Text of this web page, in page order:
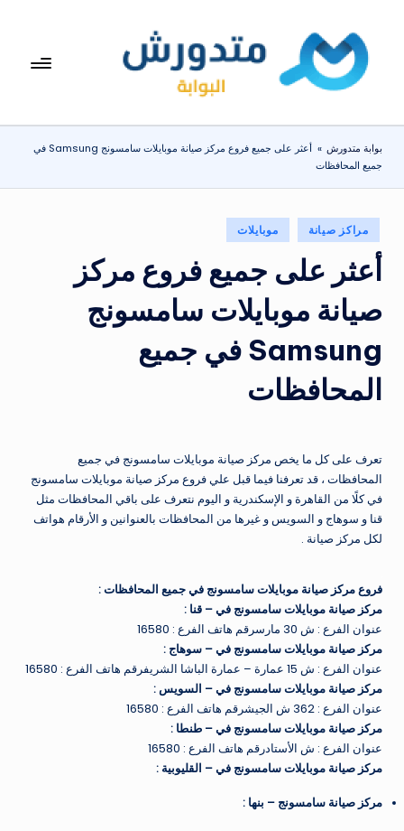
المحتوىبوا
مت
دو
ر
ش
تعرف
المنزلية
بوابة متدورش »
أعثر على جميع فروع مركز صيانة موبايلات سامسونج Samsung في
جميع المحافظات
في
مراكز صيانة موبايلات
أعثر على جميع فروع مركز
صيانة موبايلات سامسونج
Samsung في جميع
المحافظات
تعرف على كل ما يخص مركز صيانة موبايلات سامسونج في جميع
المحافظات ، قد تعرفنا فيما قبل علي فروع مركز صيانة موبايلات سامسونج
في كلًا من القاهرة و الإسكندرية و اليوم نتعرف على باقي المحافظات مثل
قنا و سوهاج و السويس و غيرها من المحافظات بالعنوانين و الأرقام هواتف
لكل مركز صيانة .
فروع مركز صيانة موبايلات سامسونج في جميع المحافظات:
مركز صيانة موبايلات سامسونج في – قنا :
عنوان الفرع : ش 30 مارسرقم هاتف الفرع : 16580
مركز صيانة موبايلات سامسونج في – سوهاج :
عنوان الفرع : ش 15 عمارة – عمارة الباشا الشريفرقم هاتف الفرع : 16580
مركز صيانة موبايلات سامسونج في – السويس :
عنوان الفرع : 362 ش الجيشرقم هاتف الفرع : 16580
مركز صيانة موبايلات سامسونج في – طنطا :
عنوان الفرع : ش الأستادرقم هاتف الفرع : 16580
مركز صيانة موبايلات سامسونج في – القليوبية :
مركز صيانة سامسونج – بنها :